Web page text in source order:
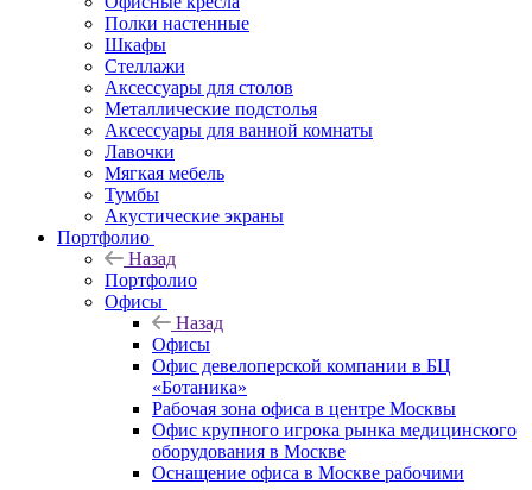
Полки настенные
Шкафы
Стеллажи
Аксессуары для столов
Металлические подстолья
Аксессуары для ванной комнаты
Лавочки
Мягкая мебель
Тумбы
Акустические экраны
Портфолио
Назад
Портфолио
Офисы
Назад
Офисы
Офис девелоперской компании в БЦ
«Ботаника»
Рабочая зона офиса в центре Москвы
Офис крупного игрока рынка медицинского
оборудования в Москве
Оснащение офиса в Москве рабочими